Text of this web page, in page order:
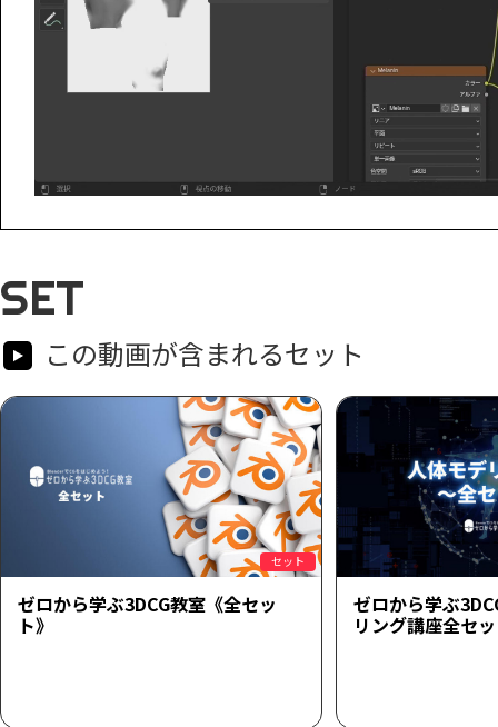
SET
この動画が含まれるセット
セット
ゼロから学ぶ3DCG教室《全セッ
ト》
ゼロから学ぶ
リング講座全セ